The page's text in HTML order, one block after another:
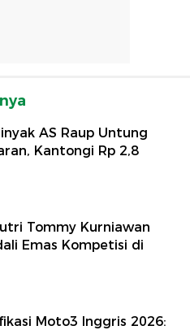
AS Raup Untung
Kantongi Rp 2,8
Tommy Kurniawan
Emas Kompetisi di
Moto3 Inggris 2026: